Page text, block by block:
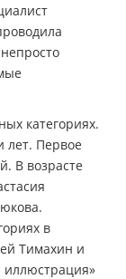
категориях.
Первое
В возрасте
в
Тимахин и
иллюстрация»